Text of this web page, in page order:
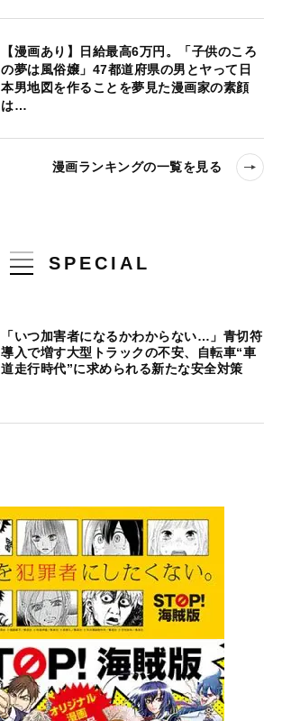
【漫画あり】日給最高6万円。「子供のころ
の夢は風俗嬢」47都道府県の男とヤって日
本男地図を作ることを夢見た漫画家の素顔
は…
漫画ランキングの一覧を見る
SPECIAL
「いつ加害者になるかわからない…」青切符
導入で増す大型トラックの不安、自転車“車
道走行時代”に求められる新たな安全対策